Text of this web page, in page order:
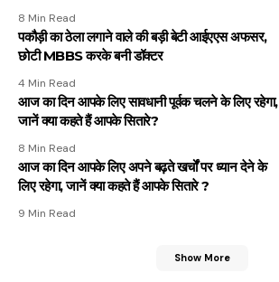
8 Min Read
पकौड़ी का ठेला लगाने वाले की बड़ी बेटी आईएएस अफसर,
छोटी MBBS करके बनी डॉक्टर
4 Min Read
आज का दिन आपके लिए सावधानी पूर्वक चलने के लिए रहेगा,
जानें क्या कहते हैं आपके सितारे?
8 Min Read
आज का दिन आपके लिए अपने बढ़ते खर्चों पर ध्यान देने के
लिए रहेगा, जानें क्या कहते हैं आपके सितारे ?
9 Min Read
Show More